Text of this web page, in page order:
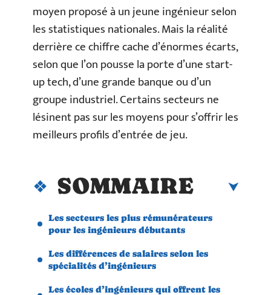
moyen proposé à un jeune ingénieur selon
les statistiques nationales. Mais la réalité
derrière ce chiffre cache d’énormes écarts,
selon que l’on pousse la porte d’une start-
up tech, d’une grande banque ou d’un
groupe industriel. Certains secteurs ne
lésinent pas sur les moyens pour s’offrir les
meilleurs profils d’entrée de jeu.
SOMMAIRE
Les secteurs les plus rémunérateurs
pour les ingénieurs débutants
Les différences de salaires selon les
spécialités d’ingénieurs
Les écoles d’ingénieurs qui offrent les